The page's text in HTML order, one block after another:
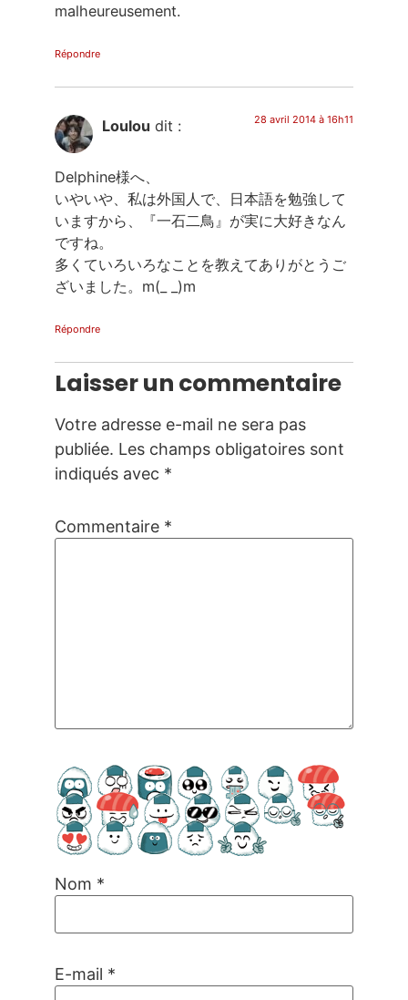
malheureusement.
Répondre
Loulou dit : 28 avril 2014 à 16h11
Delphine様へ、
いやいや、私は外国人で、日本語を勉強して
いますから、『一石二鳥』が実に大好きなん
ですね。
多くていろいろなことを教えてありがとうご
ざいました。m(_ _)m
Répondre
Laisser un commentaire
Votre adresse e-mail ne sera pas
publiée. Les champs obligatoires sont
indiqués avec *
Commentaire *
Nom *
E-mail *